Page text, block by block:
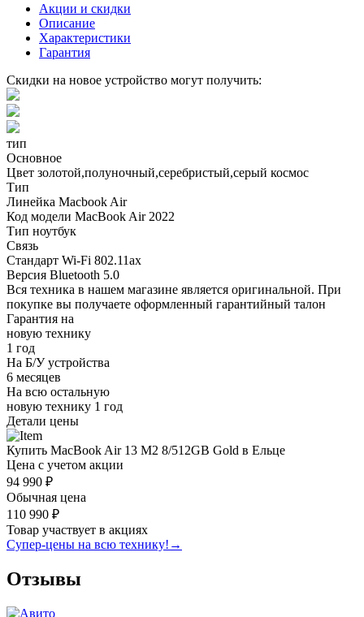
Акции и скидки
Описание
Характеристики
Гарантия
Скидки на новое устройство могут получить:
тип
Основное
Цвет золотой,полуночный,серебристый,серый космос
Тип
Линейка Macbook Air
Код модели MacBook Air 2022
Тип ноутбук
Связь
Стандарт Wi-Fi 802.11ax
Версия Bluetooth 5.0
Вся техника в нашем магазине является оригинальной. При
покупке вы получаете оформленный гарантийный талон
Гарантия на
новую технику
1 год
На Б/У устройства
6 месяцев
На всю остальную
новую технику 1 год
Детали цены
Купить MacBook Air 13 M2 8/512GB Gold в Ельце
Цена с учетом акции
94 990 ₽
Обычная цена
110 990 ₽
Товар участвует в акциях
Супер-цены на всю технику! →
Отзывы